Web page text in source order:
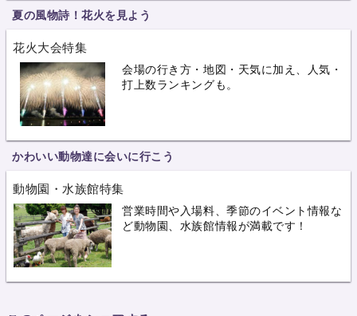
夏の風物詩！花火を見よう
花火大会特集
会場の行き方・地図・天気に加え、人気・
打上数ランキングも。
かわいい動物達に会いに行こう
動物園・水族館特集
営業時間や入場料、季節のイベント情報な
ど動物園、水族館情報が満載です！